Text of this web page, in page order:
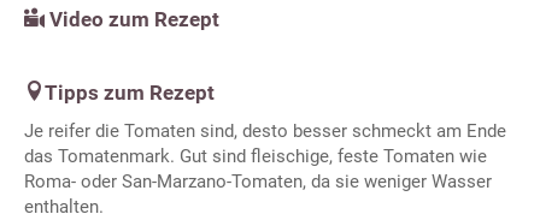
Video zum Rezept
Tipps zum Rezept
Je reifer die Tomaten sind, desto besser schmeckt am Ende
das Tomatenmark. Gut sind fleischige, feste Tomaten wie
Roma- oder San-Marzano-Tomaten, da sie weniger Wasser
enthalten.